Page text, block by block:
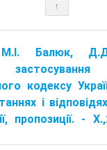
↑
М.І. Балюк,
кодексу
і
пропозиції. -